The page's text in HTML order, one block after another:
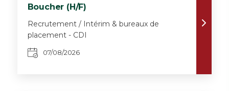
Boucher (H/F)
Recrutement / Intérim & bureaux de
placement - CDI
07/08/2026